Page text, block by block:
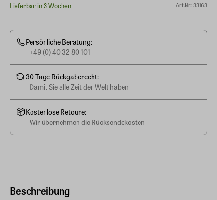
Beschreibung
Lieferbar in 3 Wochen Art.Nr.: 33163
Persönliche Beratung:
+49 (0) 40 32 80 101
30 Tage Rückgaberecht:
Damit Sie alle Zeit der Welt haben
Kostenlose Retoure:
Wir übernehmen die Rücksendekosten